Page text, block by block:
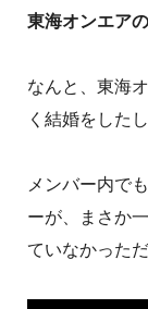
東海オンエア
なんと、東海
く結婚をした
メンバー内で
ーが、まさか
ていなかっただ